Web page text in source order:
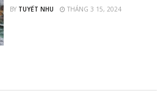
BY TUYẾT NHU THÁNG 3 15, 2024
QUỐC